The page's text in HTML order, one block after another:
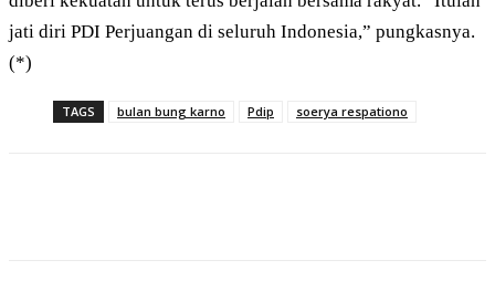
jati diri PDI Perjuangan di seluruh Indonesia,” pungkasnya.
(*)
TAGS bulan bung karno Pdip soerya respationo